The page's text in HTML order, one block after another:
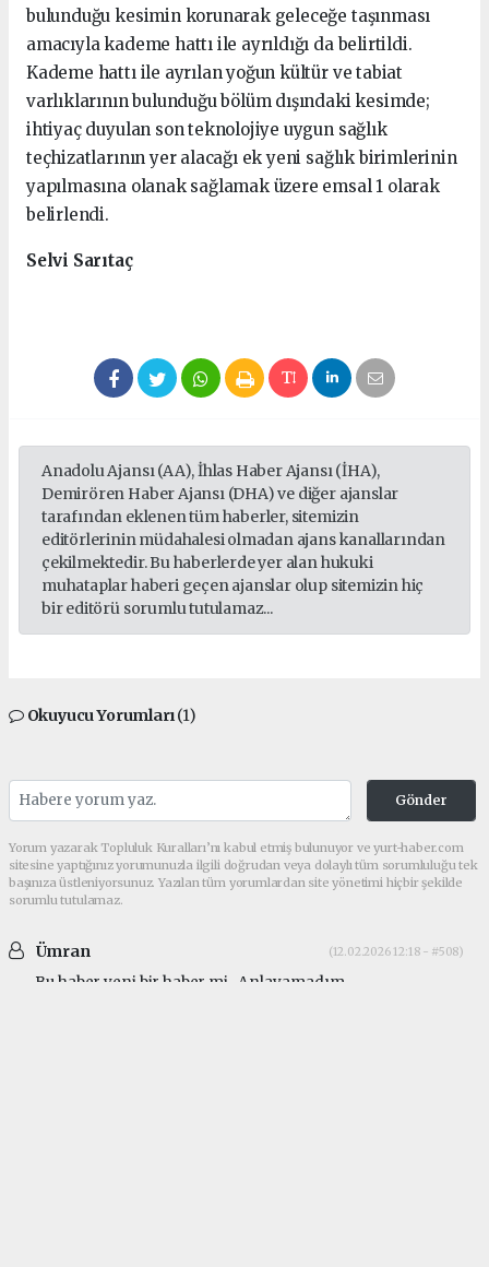
bulunduğu kesimin korunarak geleceğe taşınması
amacıyla kademe hattı ile ayrıldığı da belirtildi.
Kademe hattı ile ayrılan yoğun kültür ve tabiat
varlıklarının bulunduğu bölüm dışındaki kesimde;
ihtiyaç duyulan son teknolojiye uygun sağlık
teçhizatlarının yer alacağı ek yeni sağlık birimlerinin
yapılmasına olanak sağlamak üzere emsal 1 olarak
belirlendi.
Selvi Sarıtaç
Anadolu Ajansı (AA), İhlas Haber Ajansı (İHA),
Demirören Haber Ajansı (DHA) ve diğer ajanslar
tarafından eklenen tüm haberler, sitemizin
editörlerinin müdahalesi olmadan ajans kanallarından
çekilmektedir. Bu haberlerde yer alan hukuki
muhataplar haberi geçen ajanslar olup sitemizin hiç
bir editörü sorumlu tutulamaz...
Okuyucu Yorumları(1)
Gönder
Yorum yazarak Topluluk Kuralları’nı kabul etmiş bulunuyor ve yurt-haber.com
sitesine yaptığınız yorumunuzla ilgili doğrudan veya dolaylı tüm sorumluluğu tek
başınıza üstleniyorsunuz. Yazılan tüm yorumlardan site yönetimi hiçbir şekilde
sorumlu tutulamaz.
Ümran (12.02.2026 12:18 - #508)
Bu haber yeni bir haber mi.. Anlayamadım..